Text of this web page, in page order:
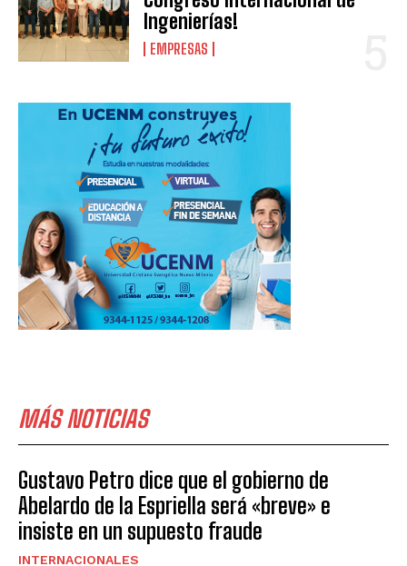
Ingenierías!
EMPRESAS
MÁS NOTICIAS
Gustavo Petro dice que el gobierno de
Abelardo de la Espriella será «breve» e
insiste en un supuesto fraude
INTERNACIONALES